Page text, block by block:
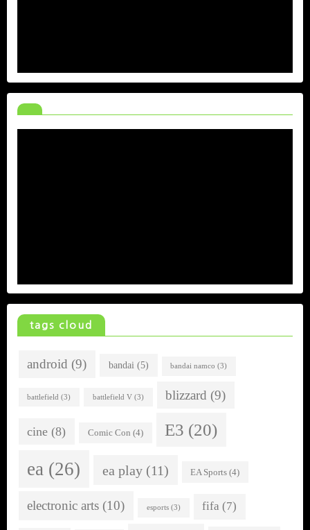
tags cloud
android (9) bandai(5) bandai namco (3)
battlefield (3) battlefield V(3) blizzard (9)
cine (8) Comic Con (4) E3 (20)
ea (26) ea play(11) EA Sports (4)
electronic arts (10) esports(3) fifa (7)